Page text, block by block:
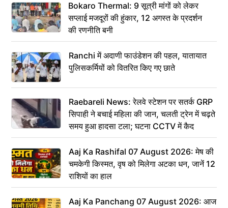
Bokaro Thermal: 9 सूत्री मांगों को लेकर
सप्लाई मजदूरों की हुंकार, 12 अगस्त के प्रदर्शन
की रणनीति बनी
Ranchi में अदाणी फाउंडेशन की पहल, यातायात
पुलिसकर्मियों को वितरित किए गए छाते
Raebareli News: रेलवे स्टेशन पर सतर्क GRP
सिपाही ने बचाई महिला की जान, चलती ट्रेन में चढ़ते
समय हुआ हादसा टला; घटना CCTV में कैद
Aaj Ka Rashifal 07 August 2026: मेष की
चमकेगी किस्मत, वृष को मिलेगा अटका धन, जानें 12
राशियों का हाल
Aaj Ka Panchang 07 August 2026: आज